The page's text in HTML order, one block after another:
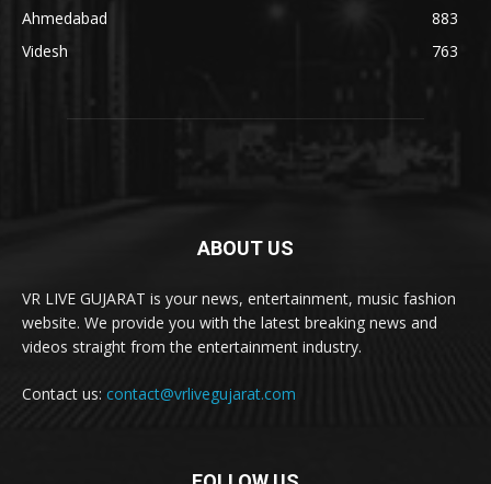
Ahmedabad
883
Videsh
763
ABOUT US
VR LIVE GUJARAT is your news, entertainment, music fashion
website. We provide you with the latest breaking news and
videos straight from the entertainment industry.
Contact us: contact@vrlivegujarat.com